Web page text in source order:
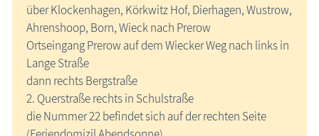
über Klockenhagen, Körkwitz Hof, Dierhagen, Wustrow,
Ahrenshoop, Born, Wieck nach Prerow
Ortseingang Prerow auf dem Wiecker Weg nach links in
Lange Straße
dann rechts Bergstraße
2. Querstraße rechts in Schulstraße
die Nummer 22 befindet sich auf der rechten Seite